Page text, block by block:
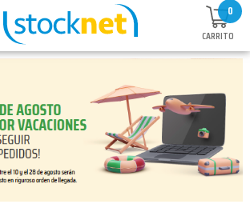
0
CARRITO